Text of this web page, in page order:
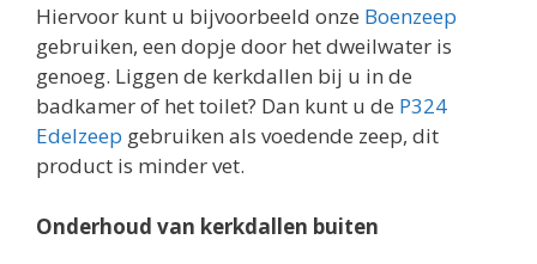
Hiervoor kunt u bijvoorbeeld onze Boenzeep
gebruiken, een dopje door het dweilwater is
genoeg. Liggen de kerkdallen bij u in de
badkamer of het toilet? Dan kunt u de P324
Edelzeep gebruiken als voedende zeep, dit
product is minder vet.
Onderhoud van kerkdallen buiten